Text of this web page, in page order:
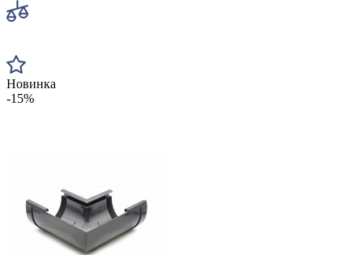
Новинка
-15%